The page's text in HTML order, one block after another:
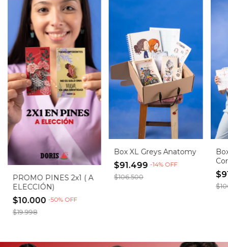
PROMO PINES 2x1 ( A
ELECCIÓN)
$10.000 -50% OFF
$19.998
Box XL Greys Anatomy
$91.499-14%OFF
$106.500